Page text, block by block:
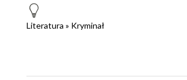
Literatura » Kryminał